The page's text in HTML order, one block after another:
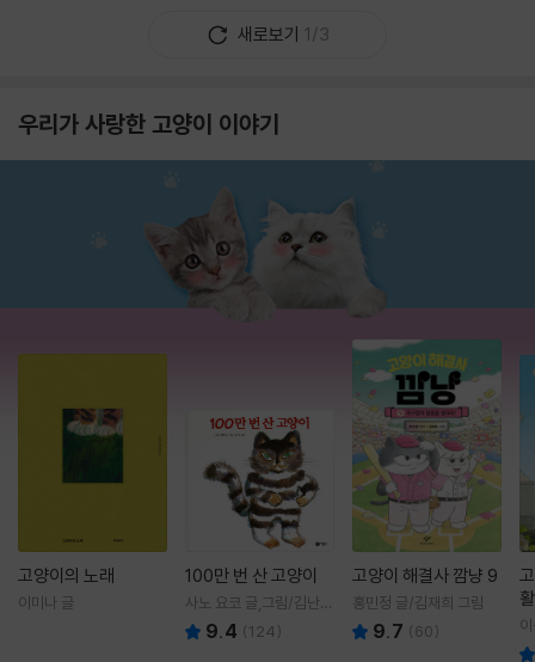
새로보기 1/3
우리가 사랑한 고양이 이야기
고양이의 노래
이미나 글
100만 번 산 고양이
사노 요코 글,그림/김난주
역 9.4 (124)
고양이 해결사 깜냥 9
홍민정 글/김재희 그림
9.7 (60)